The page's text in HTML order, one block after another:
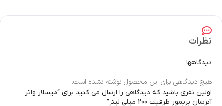
نظرات
دیدگاهها
هیچ دیدگاهی برای این محصول نوشته نشده است.
اولین نفری باشید که دیدگاهی را ارسال می کنید برای “میسلار واتر
آبرسان بریمور ظرفیت 200 میلی لیتر”